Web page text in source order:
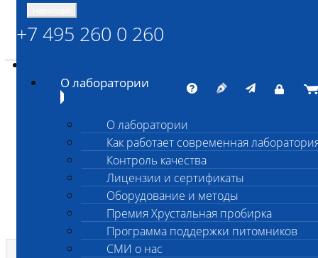
ШАНС БИО
Независимая ветеринарная лаборатория
+7 495 260 0 260
О лаборатории
О лаборатории
Как работает современная
Контроль качества
Лицензии и сертификаты
Оборудование и методы
Премия Хрустальная пробирка
Программа поддержки питомников
СМИ о нас